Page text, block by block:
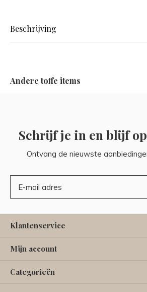
Beschrijving
Andere toffe items
Schrijf je in en blijf
Ontvang de nieuwste
Klantenservice
Mijn account
Categorieën